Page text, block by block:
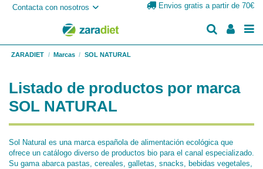
Contacta con nosotros Envios gratis a partir de 70€
ZARADIET Marcas SOL NATURAL
Listado de productos por marca
SOL NATURAL
Sol Natural es una marca española de alimentación ecológica que
ofrece un catálogo diverso de productos bio para el canal especializado.
Su gama abarca pastas, cereales, galletas, snacks, bebidas vegetales,